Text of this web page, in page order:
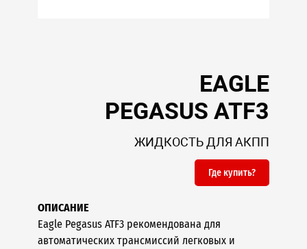
EAGLE
PEGASUS ATF3
ЖИДКОСТЬ ДЛЯ АКПП
Где купить?
ОПИСАНИЕ
Eagle Pegasus ATF3 рекомендована для
автоматических трансмиссий легковых и